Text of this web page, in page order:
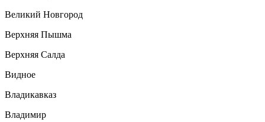
Великий Новгород
Верхняя Пышма
Верхняя Салда
Видное
Владикавказ
Владимир